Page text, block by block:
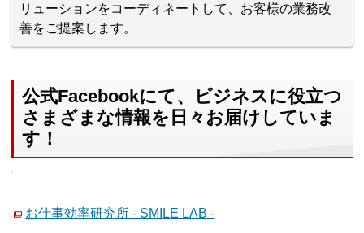
リューションをコーディネートして、お客様の業務改
善をご提案します。
公式Facebookにて、ビジネスに役立つ
さまざまな情報を日々お届けしていま
す！
お仕事効率研究所 - SMILE LAB -